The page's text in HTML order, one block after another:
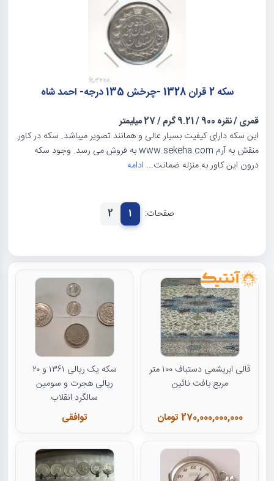
سکه 2 قران 1328 -چرخش 135 درجه- احمد شاه
قمری/نقره 900 /9.21 گرم /27 میلیمتر
این سکه دارای کیفیت بسیار عالی و همانند تصویر میباشد. سکه در کاور
منقش به آرم www.sekeha.com به فروش می رسد. وجود سکه
درون این کاور به منزله ضمانت... ادامه
صفحات: 1
2
قالی ابریشمی دستباف ۱۰۰ متر
مربع بافت نائین
270,000,000,000 تومان
سکه یک ریالی ۱۳۶۱ و ۲۰
ریالی هجرت و سومین
سالگرد انقلاب
توافقی